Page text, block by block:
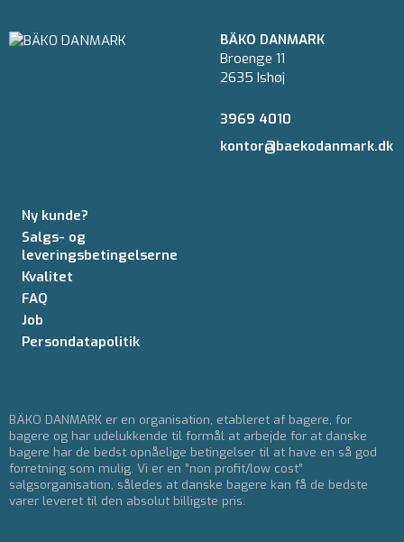
BÄKO DANMARK
Broenge 11
2635 Ishøj
3969 4010
kontor@baekodanmark.dk
Ny kunde?
Salgs- og
leveringsbetingelserne
Kvalitet
FAQ
Job
Persondatapolitik
BÄKO DANMARK er en organisation, etableret af bagere, for
bagere og har udelukkende til formål at arbejde for at danske
bagere har de bedst opnåelige betingelser til at have en så god
forretning som mulig. Vi er en ”non profit/low cost”
salgsorganisation, således at danske bagere kan få de bedste
varer leveret til den absolut billigste pris.